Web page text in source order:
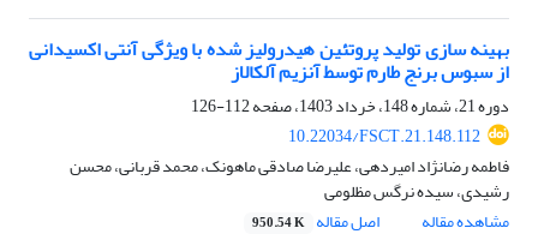
بهینه سازی تولید پروتئین هیدرولیز شده با ویژگی آنتی اکسیدانی
از سبوس برنج طارم توسط آنزیم آلکالاز
دوره 21، شماره 148، خرداد 1403، صفحه
112-126
10.22034/FSCT.21.148.112
فاطمه رضانژاد امیردهی، علیرضا صادقی ماهونک، محمد قربانی، محسن
رشیدی، سیده نرگس مظلومی
مشاهده مقاله
اصل مقاله 950.54 K